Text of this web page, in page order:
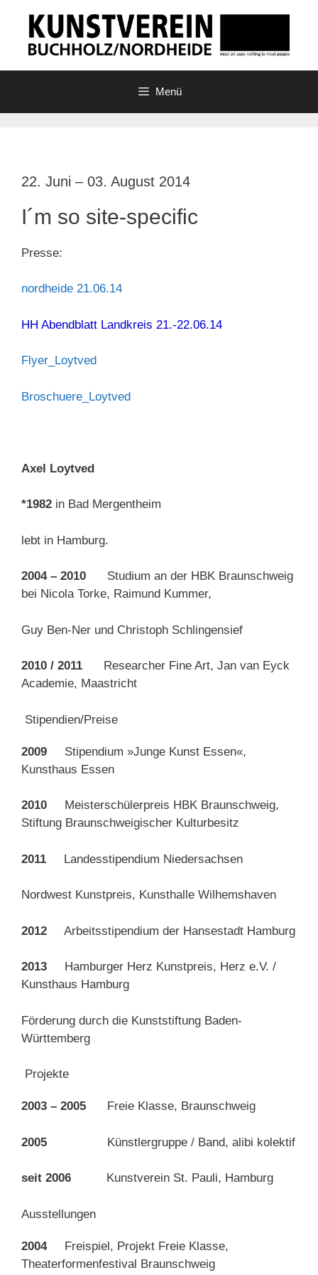
springen
Menü
22. Juni – 03. August 2014
I´m so site-specific
Presse:
nordheide 21.06.14
HH Abendblatt Landkreis 21.-22.06.14
Flyer_Loytved
Broschuere_Loytved
Axel Loytved
*1982 in Bad Mergentheim
lebt in Hamburg.
2004 – 2010 Studium an der HBK Braunschweig
bei Nicola Torke, Raimund Kummer,
Guy Ben-Ner und Christoph Schlingensief
2010 / 2011 Researcher Fine Art, Jan van Eyck
Academie, Maastricht
Stipendien/Preise
2009 Stipendium »Junge Kunst Essen«,
Kunsthaus Essen
2010 Meisterschülerpreis HBK Braunschweig,
Stiftung Braunschweigischer Kulturbesitz
2011 Landesstipendium Niedersachsen
Nordwest Kunstpreis, Kunsthalle Wilhemshaven
2012 Arbeitsstipendium der Hansestadt Hamburg
2013 Hamburger Herz Kunstpreis, Herz e.V. /
Kunsthaus Hamburg
Förderung durch die Kunststiftung Baden-
Württemberg
Projekte
2003 – 2005 Freie Klasse, Braunschweig
2005 Künstlergruppe / Band, alibi kolektif
seit 2006 Kunstverein St. Pauli, Hamburg
Ausstellungen
2004Freispiel, Projekt Freie Klasse,
Theaterformenfestival Braunschweig